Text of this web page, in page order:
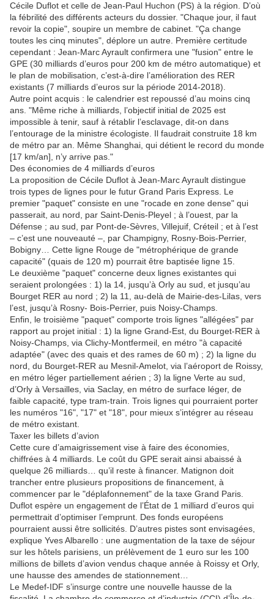
Cécile Duflot et celle de Jean-Paul Huchon (PS) à la région. D’où
la fébrilité des différents acteurs du dossier. "Chaque jour, il faut
revoir la copie", soupire un membre de cabinet. "Ça change
toutes les cinq minutes", déplore un autre. Première certitude
cependant : Jean-Marc Ayrault confirmera une "fusion" entre le
GPE (30 milliards d’euros pour 200 km de métro automatique) et
le plan de mobilisation, c’est-à-dire l’amélioration des RER
existants (7 milliards d’euros sur la période 2014-2018).
Autre point acquis : le calendrier est repoussé d’au moins cinq
ans. "Même riche à milliards, l’objectif initial de 2025 est
impossible à tenir, sauf à rétablir l’esclavage, dit-on dans
l’entourage de la ministre écologiste. Il faudrait construite 18 km
de métro par an. Même Shanghai, qui détient le record du monde
[17 km/an], n’y arrive pas."
Des économies de 4 milliards d’euros
La proposition de Cécile Duflot à Jean-Marc Ayrault distingue
trois types de lignes pour le futur Grand Paris Express. Le
premier "paquet" consiste en une "rocade en zone dense" qui
passerait, au nord, par Saint-Denis-Pleyel ; à l’ouest, par la
Défense ; au sud, par Pont-de-Sèvres, Villejuif, Créteil ; et à l’est
– c’est une nouveauté –, par Champigny, Rosny-Bois-Perrier,
Bobigny… Cette ligne Rouge de "métrophérique de grande
capacité" (quais de 120 m) pourrait être baptisée ligne 15.
Le deuxième "paquet" concerne deux lignes existantes qui
seraient prolongées : 1) la 14, jusqu’à Orly au sud, et jusqu’au
Bourget RER au nord ; 2) la 11, au-delà de Mairie-des-Lilas, vers
l’est, jusqu’à Rosny- Bois-Perrier, puis Noisy-Champs.
Enfin, le troisième "paquet" comporte trois lignes "allégées" par
rapport au projet initial : 1) la ligne Grand-Est, du Bourget-RER à
Noisy-Champs, via Clichy-Montfermeil, en métro "à capacité
adaptée" (avec des quais et des rames de 60 m) ; 2) la ligne du
nord, du Bourget-RER au Mesnil-Amelot, via l’aéroport de Roissy,
en métro léger partiellement aérien ; 3) la ligne Verte au sud,
d’Orly à Versailles, via Saclay, en métro de surface léger, de
faible capacité, type tram-train. Trois lignes qui pourraient porter
les numéros "16", "17" et "18", pour mieux s’intégrer au réseau
de métro existant.
Taxer les billets d’avion
Cette cure d’amaigrissement vise à faire des économies,
chiffrées à 4 milliards. Le coût du GPE serait ainsi abaissé à
quelque 26 milliards… qu’il reste à financer. Matignon doit
trancher entre plusieurs propositions de financement, à
commencer par le "déplafonnement" de la taxe Grand Paris.
Duflot espère un engagement de l’État de 1 milliard d’euros qui
permettrait d’optimiser l’emprunt. Des fonds européens
pourraient aussi être sollicités. D’autres pistes sont envisagées,
explique Yves Albarello : une augmentation de la taxe de séjour
sur les hôtels parisiens, un prélèvement de 1 euro sur les 100
millions de billets d’avion vendus chaque année à Roissy et Orly,
une hausse des amendes de stationnement…
Le Medef-IDF s’insurge contre une nouvelle hausse de la